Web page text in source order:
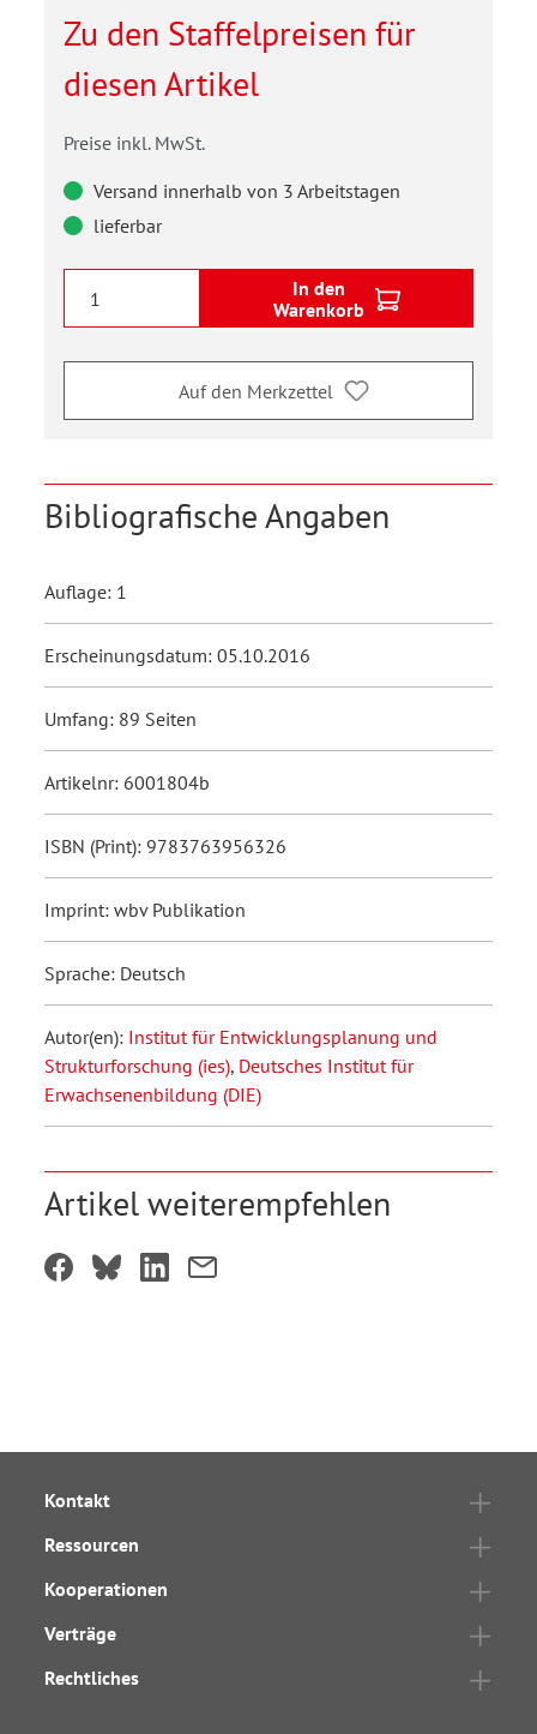
Zu den Staffelpreisen für
diesen Artikel
Preise inkl. MwSt.
Versand innerhalb von 3 Arbeitstagen
lieferbar
In den
Warenkorb
Auf den Merkzettel
Bibliografische Angaben
Auflage: 1
Erscheinungsdatum: 05.10.2016
Umfang: 89 Seiten
Artikelnr: 6001804b
ISBN (Print): 9783763956326
Imprint: wbv Publikation
Sprache: Deutsch
Autor(en): Institut für Entwicklungsplanung und
Strukturforschung (ies), Deutsches Institut für
Erwachsenenbildung (DIE)
Artikel weiterempfehlen
Kontakt
Ressourcen
Kooperationen
Verträge
Rechtliches